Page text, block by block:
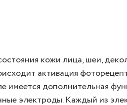
кожи лица, шеи,
активация
имеется дополнительная
электроды. Каждый из